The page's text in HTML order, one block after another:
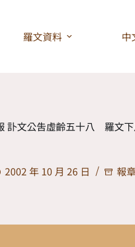
羅文資料 中
訃文公告虛齡五十八 羅文
2002 年 10 月 26 日 報